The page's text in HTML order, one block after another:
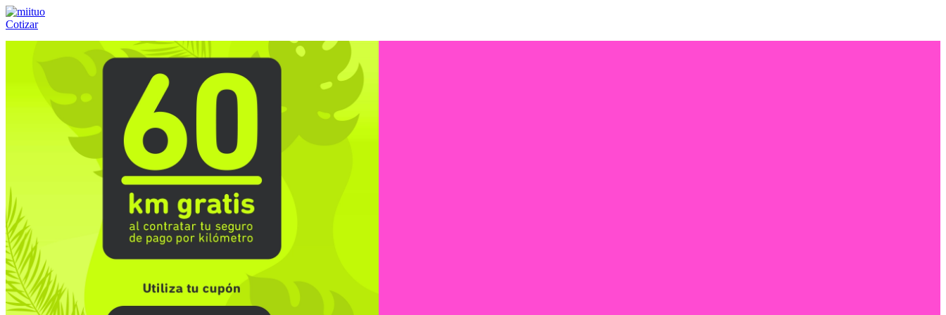
Cotizar
(55) 84-21-05-00ó800-953-00-59